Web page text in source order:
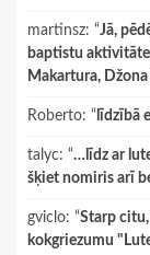
martinsz: “Jā,
baptistu
Makartura,
Roberto: “ līdzībā
talyc: “…līdz ar
šķiet nomiris arī
gviclo: “Starp
kokgriezumu